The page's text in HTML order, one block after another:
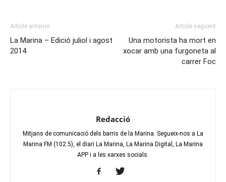
Article anterior
La Marina – Edició juliol i agost
2014
Article següent
Una motorista ha mort en
xocar amb una furgoneta al
carrer Foc
Redacció
Mitjans de comunicació dels barris de la Marina. Segueix-nos a La
Marina FM (102.5), el diari La Marina, La Marina Digital, La Marina
APP i a les xarxes socials.